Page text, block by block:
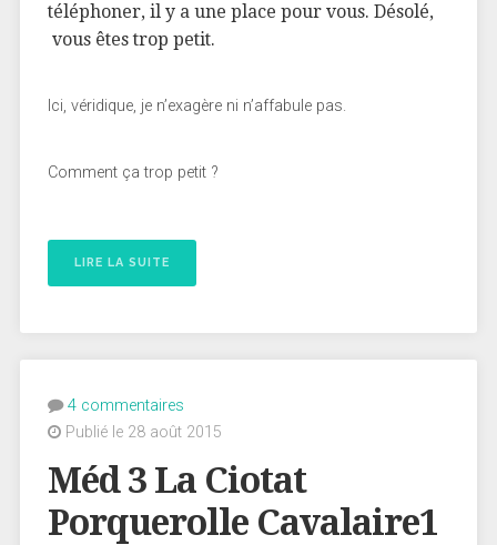
téléphoner, il y a une place pour vous. Désolé,
vous êtes trop petit.
Ici, véridique, je n’exagère ni n’affabule pas.
Comment ça trop petit ?
LIRE LA SUITE
4 commentaires
Publié le 28 août 2015
Méd 3 La Ciotat
Porquerolle Cavalaire1